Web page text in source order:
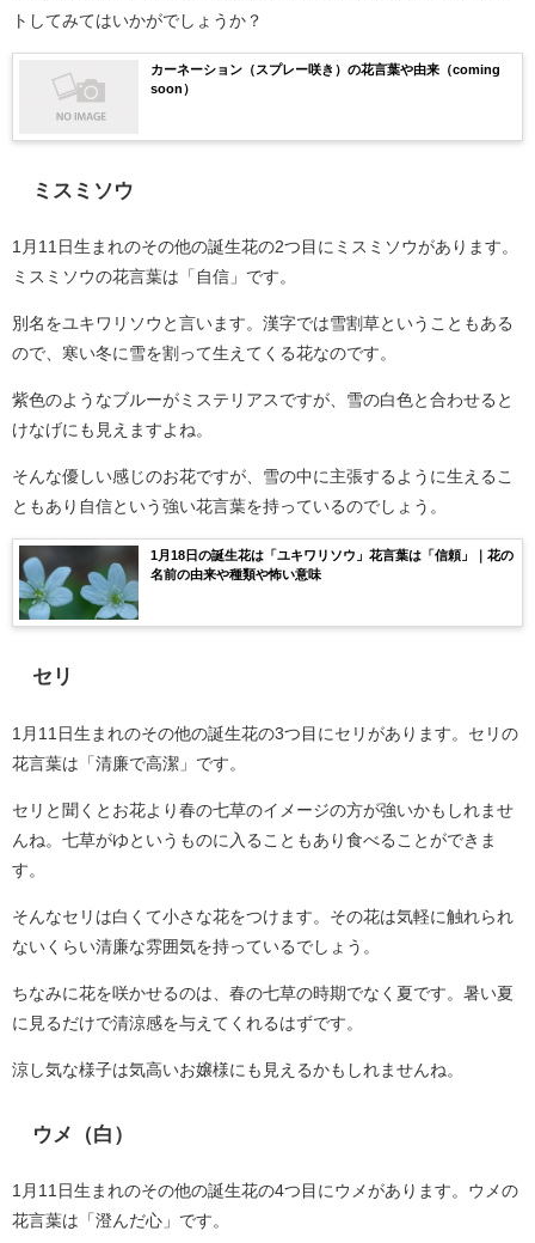
トしてみてはいかがでしょうか？
カーネーション（スプレー咲き）の花言葉や由来（coming
soon）
ミスミソウ
1月11日生まれのその他の誕生花の2つ目にミスミソウがあります。
ミスミソウの花言葉は「自信」です。
別名をユキワリソウと言います。漢字では雪割草ということもある
ので、寒い冬に雪を割って生えてくる花なのです。
紫色のようなブルーがミステリアスですが、雪の白色と合わせると
けなげにも見えますよね。
そんな優しい感じのお花ですが、雪の中に主張するように生えるこ
ともあり自信という強い花言葉を持っているのでしょう。
1月18日の誕生花は「ユキワリソウ」花言葉は「信頼」｜花の
名前の由来や種類や怖い意味
セリ
1月11日生まれのその他の誕生花の3つ目にセリがあります。セリの
花言葉は「清廉で高潔」です。
セリと聞くとお花より春の七草のイメージの方が強いかもしれませ
んね。七草がゆというものに入ることもあり食べることができま
す。
そんなセリは白くて小さな花をつけます。その花は気軽に触れられ
ないくらい清廉な雰囲気を持っているでしょう。
ちなみに花を咲かせるのは、春の七草の時期でなく夏です。暑い夏
に見るだけで清涼感を与えてくれるはずです。
涼し気な様子は気高いお嬢様にも見えるかもしれませんね。
ウメ（白）
1月11日生まれのその他の誕生花の4つ目にウメがあります。ウメの
花言葉は「澄んだ心」です。